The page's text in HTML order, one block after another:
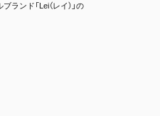
ンド「Lei（レイ）」の